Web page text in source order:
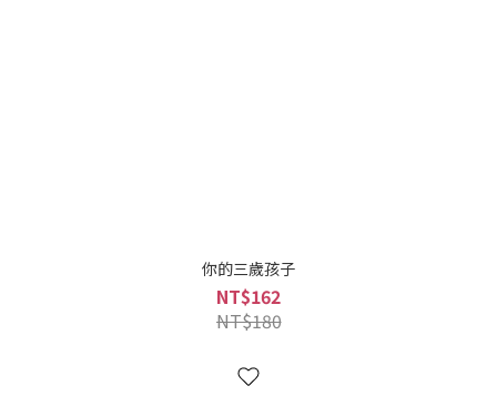
你的三歲孩子
NT$162
NT$180